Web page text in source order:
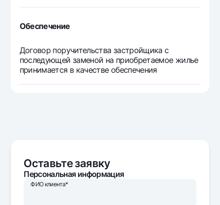
Обеспечение
Договор поручительства застройщика с
последующей заменой на приобретаемое жилье
принимается в качестве обеспечения
Оставьте заявку
Персональная информация
ФИО клиента*